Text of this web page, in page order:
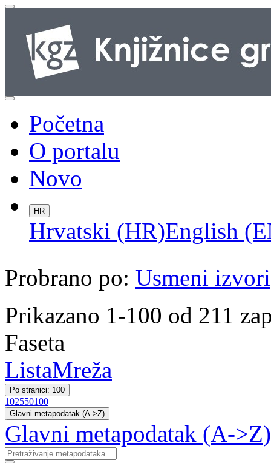
Početna
O portalu
Novo
HR
Hrvatski (HR)English
Probrano po: Usmeni izvori
Prikazano 1-100 od 211
Faseta
ListaMreža
Po stranici: 100
102550100
Glavni metapodatak (A->Z)
Glavni metapodatak (A->Z)